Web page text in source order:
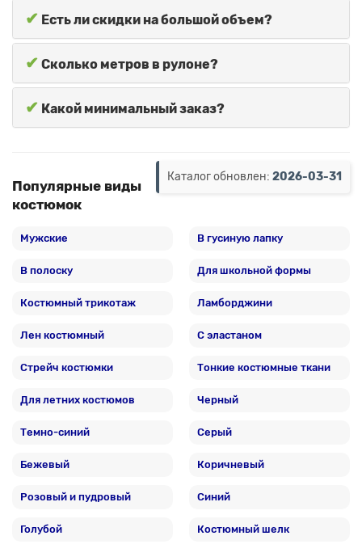
✔ Есть ли скидки на большой объем?
✔ Сколько метров в рулоне?
✔ Какой минимальный заказ?
Каталог обновлен: 2026-03-31
Популярные виды
костюмок
Мужские В гусиную лапку
В полоску Для школьной формы
Костюмный трикотаж Ламборджини
Лен костюмный С эластаном
Стрейч костюмки Тонкие костюмные ткани
Для летних костюмов Черный
Темно-синий Серый
Бежевый Коричневый
Розовый и пудровый Синий
Голубой Костюмный шелк